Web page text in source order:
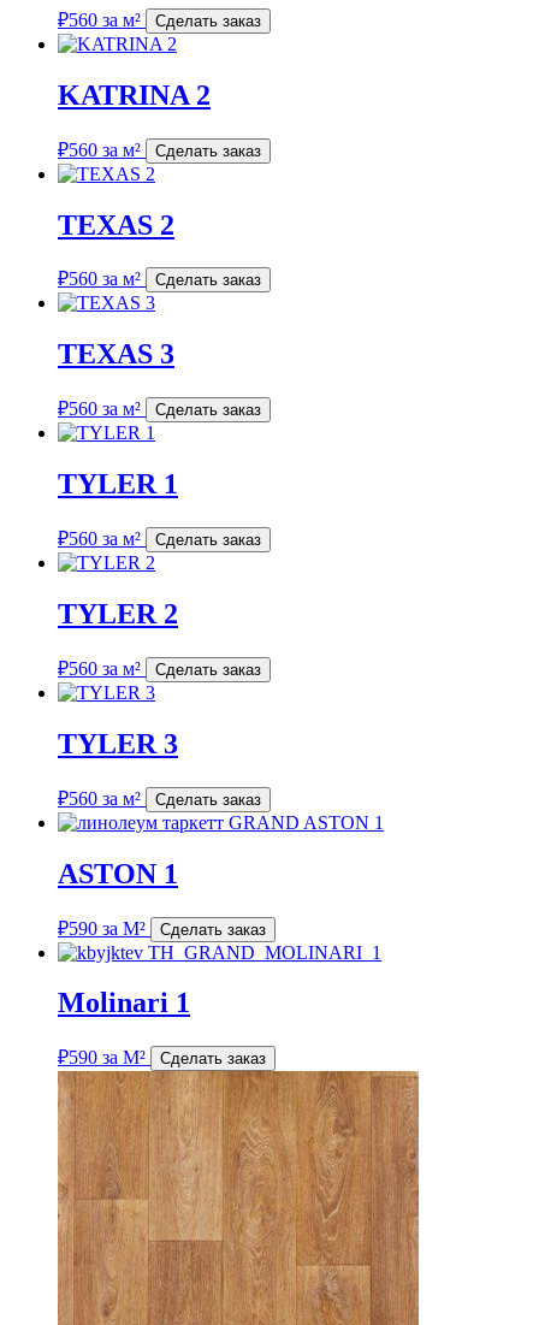
₽560 за м² Сделать заказ
KATRINA 2
₽560 за м² Сделать заказ
TEXAS 2
₽560 за м² Сделать заказ
TEXAS 3
₽560 за м² Сделать заказ
TYLER 1
₽560 за м² Сделать заказ
TYLER 2
₽560 за м² Сделать заказ
TYLER 3
₽560 за м² Сделать заказ
ASTON 1
₽590 за М² Сделать заказ
Molinari 1
₽590 за М² Сделать заказ